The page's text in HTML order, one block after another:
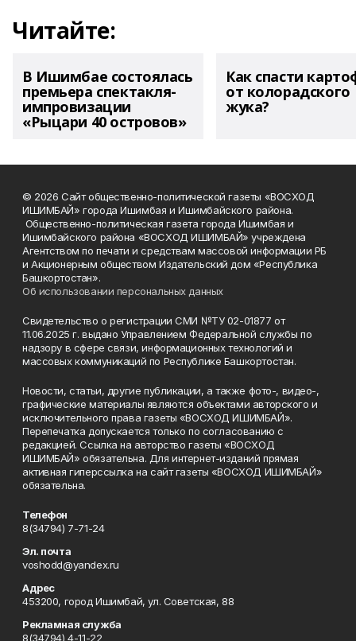
Читайте:
В Ишимбае состоялась
премьера спектакля-
импровизации
«Рыцари 40 островов»
Как спасти
от колорадского
жука?
© 2026 Сайт общественно-политической газеты «ВОСХОД
ИШИМБАЙ» города Ишимбая и Ишимбайского района.
Общественно-политическая газета города Ишимбая и
Ишимбайского района «ВОСХОД ИШИМБАЙ» учреждена
Агентством по печати и средствам массовой информации РБ
и Акционерным обществом Издательский дом «Республика
Башкортостан».
Об использовании персональных данных
Свидетельство о регистрации СМИ №ТУ 02-01877 от
11.06.2025 г. выдано Управлением Федеральной службы по
надзору в сфере связи, информационных технологий и
массовых коммуникаций по Республике Башкортостан.
Новости, статьи, другие публикации, а также фото-, видео-,
графические материалы являются объектами авторского и
исключительного права газеты «ВОСХОД ИШИМБАЙ».
Перепечатка допускается только по согласованию с
редакцией. Ссылка на авторство газеты «ВОСХОД
ИШИМБАЙ» обязательна. Для интернет-изданий прямая
активная гиперссылка на сайт газеты «ВОСХОД ИШИМБАЙ»
обязательна.
Телефон
8(34794) 7-71-24
Эл. почта
voshodd@yandex.ru
Адрес
453200, город Ишимбай, ул. Советская, 88
Рекламная служба
8(34794) 4-11-22